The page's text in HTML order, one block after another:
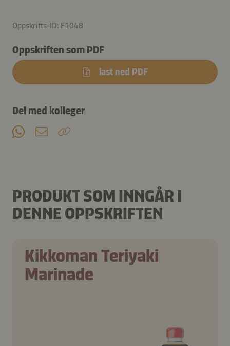
Oppskrifts-ID: F1048
Oppskriften som PDF
last ned PDF
Del med kolleger
PRODUKT SOM INNGÅR I
DENNE OPPSKRIFTEN
Kikkoman Teriyaki
Marinade